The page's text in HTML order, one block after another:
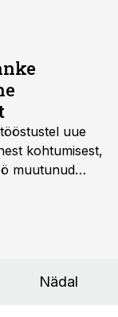
uue
kohtumisest,
muutunud
Nädal